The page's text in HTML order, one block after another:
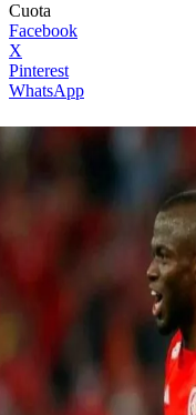
Cuota
Facebook
X
Pinterest
WhatsApp